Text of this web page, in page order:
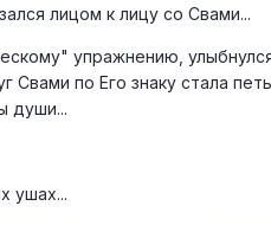
лицом к лицу со Свами...
упражнению,
Свами по Его знаку стала
души...
ушах...